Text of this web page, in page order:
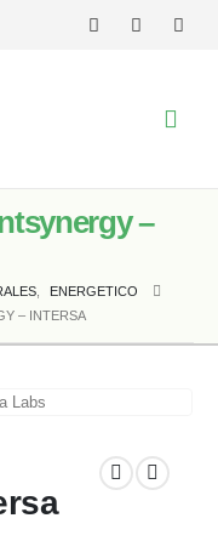
–
ENERGETICO
– INTERSA